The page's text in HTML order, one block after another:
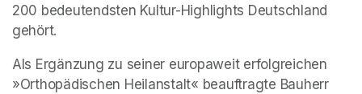
200 bedeutendsten Kultur-Highlights Deutschland
gehört.
Als Ergänzung zu seiner europaweit erfolgreichen
»Orthopädischen Heilanstalt« beauftragte Bauherr